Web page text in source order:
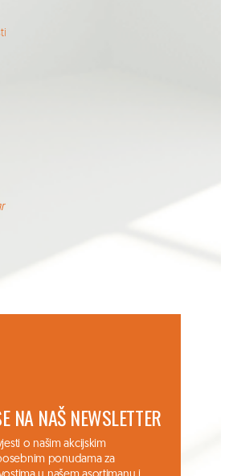
NA NAŠ NEWSLETTER
o našim akcijskim
ponudama za